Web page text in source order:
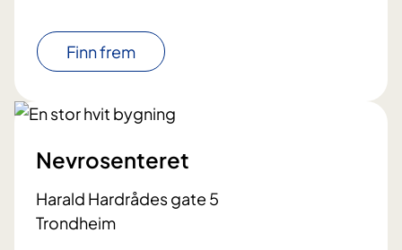
Finn frem
Nevrosenteret
Harald Hardrådes gate 5
Trondheim